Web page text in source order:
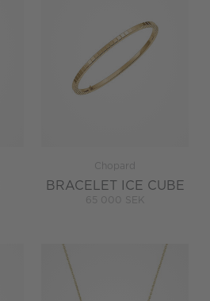
Chopard
BRACELET ICE CUBE
65 000 SEK